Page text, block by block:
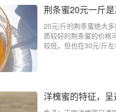
荆条蜜20元一斤
20元/斤的荆条蜜绝大
质较好的荆条蜜的价格
较低，但也在30元/斤左
洋槐蜜的特征，